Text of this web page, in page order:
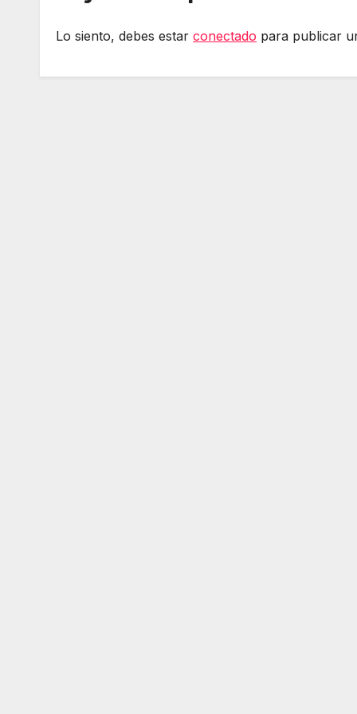
Lo siento, debes estar conectado para publicar